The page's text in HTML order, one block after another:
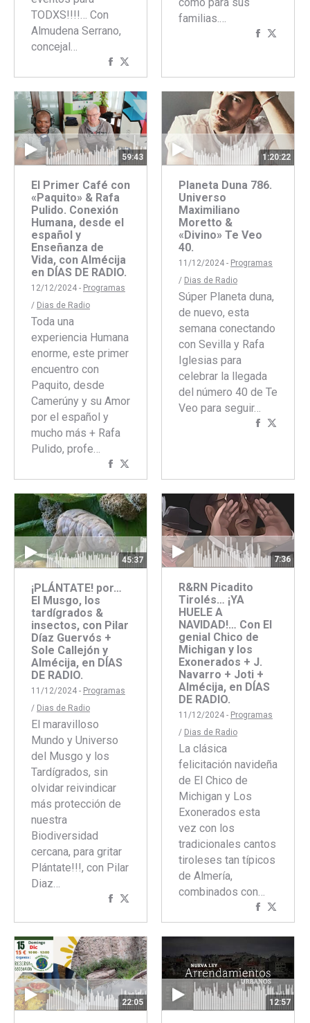
TODXS!!!!… Con
Almudena Serrano,
concejal…
Compartir
con
Facebook
con
Twitter
como para sus
familias.…
Compartir
59:43
El Primer Café con
«Paquito» & Rafa
Pulido. Conexión
Humana, desde el
español y
Enseñanza de
Vida, con Almécija
en DÍAS DE RADIO.
12/12/2024 - Programas
/ Dias de Radio
Toda una
experiencia Humana
enorme, este primer
encuentro con
Paquito, desde
Camerúny y su Amor
por el español y
mucho más + Rafa
Pulido, profe…
Compartir
con
Facebook
con
Twitter
1:20:22
Planeta Duna 786.
Universo
Maximiliano
Moretto &
«Divino» Te Veo
40.
11/12/2024 - Programas
/ Dias de Radio
Súper Planeta duna,
de nuevo, esta
semana conectando
con Sevilla y Rafa
Iglesias para
celebrar la llegada
del número 40 de Te
Veo para seguir…
Compartir
45:37
¡PLÁNTATE! por…
El Musgo, los
tardígrados &
insectos, con Pilar
Díaz Guervós +
Sole Callejón y
Almécija, en DÍAS
DE RADIO.
11/12/2024 - Programas
/ Dias de Radio
El maravilloso
Mundo y Universo
del Musgo y los
Tardígrados, sin
olvidar reivindicar
más protección de
nuestra
Biodiversidad
cercana, para gritar
Plántate!!!, con Pilar
Diaz…
Compartir
7:36
R&RN Picadito
Tirolés… ¡YA
HUELE A
NAVIDAD!… Con El
genial Chico de
Michigan y los
Exonerados + J.
Navarro + Joti +
Almécija, en DÍAS
DE RADIO.
11/12/2024 - Programas
/ Dias de Radio
La clásica
felicitación navideña
de El Chico de
Michigan y Los
Exonerados esta
vez con los
tradicionales cantos
tiroleses tan típicos
de Almería,
combinados con…
Compartir
concon
22:05 12:57